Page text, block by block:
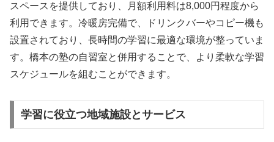
スペースを提供しており、月額利用料は8,000円程度から
利用できます。冷暖房完備で、ドリンクバーやコピー機も
設置されており、長時間の学習に最適な環境が整っていま
す。橋本の塾の自習室と併用することで、より柔軟な学習
スケジュールを組むことができます。
学習に役立つ地域施設とサービス